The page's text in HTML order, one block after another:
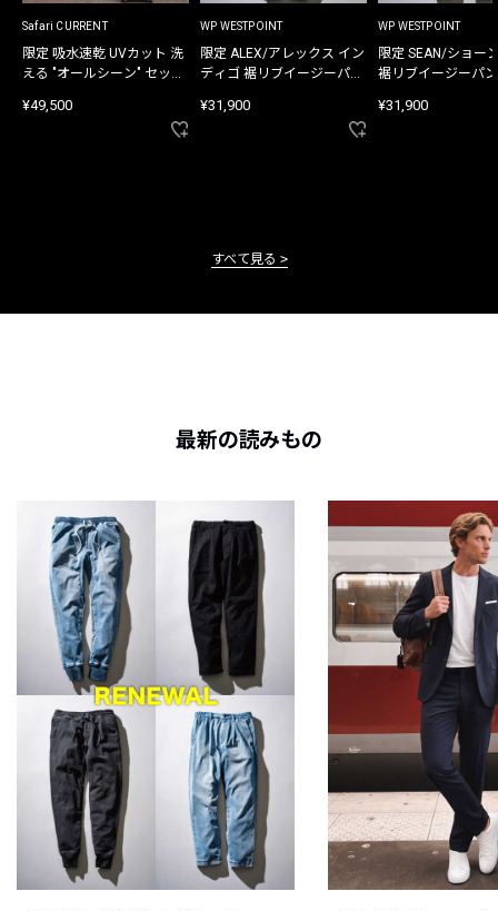
Safari CURRENT
限定 吸水速乾 UVカット 洗
える "オールシーン" セット
¥49,500
WP WESTPOINT
限定 ALEX/アレックス イン
ディゴ 裾リブイージーパン
¥31,900
WP WESTPOINT
限定 SEAN/ショー
裾リブイージーパ
¥31,900
すべて見る
最新の読みもの